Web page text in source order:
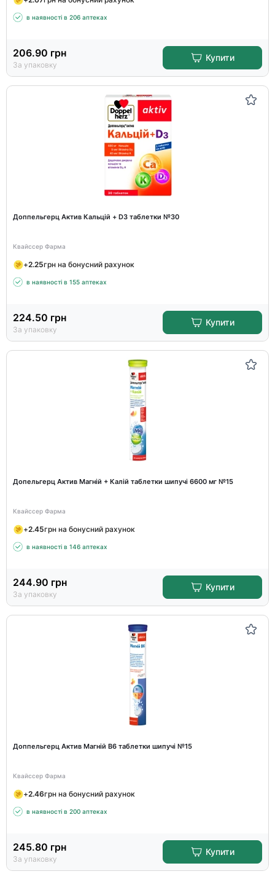
в наявності в 206 аптеках
206.90 грн
За упаковку
Купити
Доппельгерц Актив Кальцій + D3 таблетки №30
Квайссер Фарма
+2.25грн на бонусний рахунок
в наявності в 155 аптеках
224.50 грн
За упаковку
Купити
Допельгерц Актив Магній + Калій таблетки шипучі 6600 мг №15
Квайссер Фарма
+2.45грн на бонусний рахунок
в наявності в 146 аптеках
244.90 грн
За упаковку
Купити
Доппельгерц Актив Магній В6 таблетки шипучі №15
Квайссер Фарма
+2.46грн на бонусний рахунок
в наявності в 200 аптеках
245.80 грн
За упаковку
Купити